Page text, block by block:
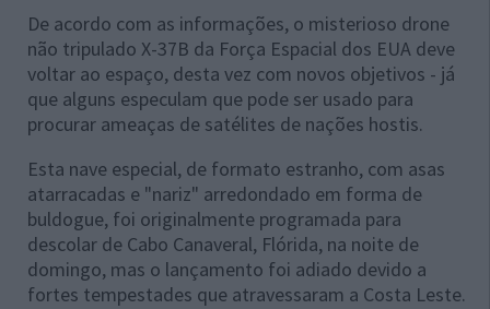
De acordo com as informações, o misterioso drone
não tripulado X-37B da Força Espacial dos EUA deve
voltar ao espaço, desta vez com novos objetivos - já
que alguns especulam que pode ser usado para
procurar ameaças de satélites de nações hostis.
Esta nave especial, de formato estranho, com asas
atarracadas e "nariz" arredondado em forma de
buldogue, foi originalmente programada para
descolar de Cabo Canaveral, Flórida, na noite de
domingo, mas o lançamento foi adiado devido a
fortes tempestades que atravessaram a Costa Leste.